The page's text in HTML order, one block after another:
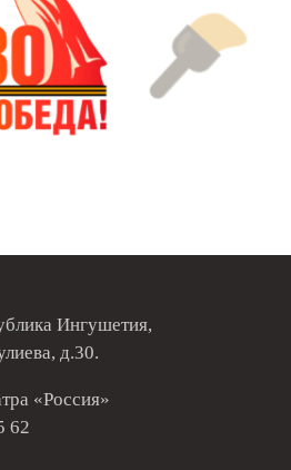
Ингушетия,
д.30.
«Россия»
62